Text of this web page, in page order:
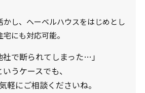
かし、ヘーベルハウスをはじめとし
にも対応可能。
社で断られてしまった…」
いうケースでも、
軽にご相談くださいね。